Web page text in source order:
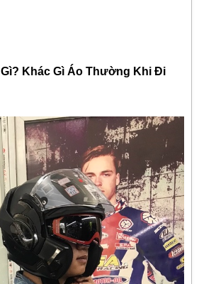
Gì? Khác Gì Áo Thường Khi Đi